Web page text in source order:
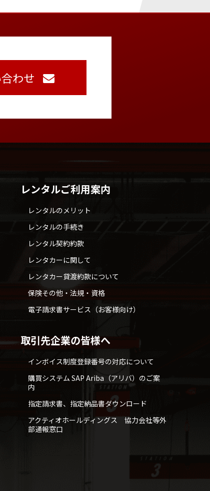
わせ
レンタルご利用案内
レンタルのメリット
レンタルの手続き
レンタル契約約款
レンタカーに関して
レンタカー貸渡約款について
保険その他・法規・資格
電子請求書サービス（お客様向け）
取引先企業の皆様へ
インボイス制度登録番号の対応について
購買システム SAP Ariba（アリバ）のご案
内
指定請求書、指定納品書ダウンロード
アクティオホールディングス 協力会社等外
部通報窓口